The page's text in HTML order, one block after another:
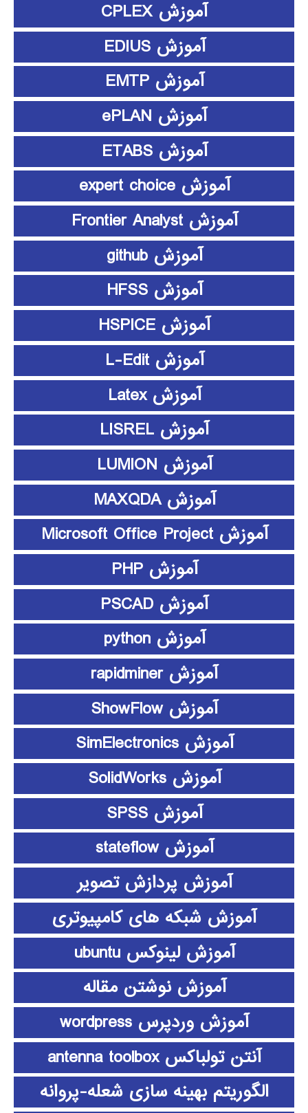
آموزش CPLEX
آموزش EDIUS
آموزش EMTP
آموزش ePLAN
آموزش ETABS
آموزش expert choice
آموزش Frontier Analyst
آموزش github
آموزش HFSS
آموزش HSPICE
آموزش L-Edit
آموزش Latex
آموزش LISREL
آموزش LUMION
آموزش MAXQDA
آموزش Microsoft Office Project
آموزش PHP
آموزش PSCAD
آموزش python
آموزش rapidminer
آموزش ShowFlow
آموزش SimElectronics
آموزش SolidWorks
آموزش SPSS
آموزش stateflow
آموزش پردازش تصویر
آموزش شبکه های کامپیوتری
آموزش لینوکس ubuntu
آموزش نوشتن مقاله
آموزش وردپرس wordpress
آنتن تولباکس antenna toolbox
الگوریتم بهینه سازی شعله-پروانه